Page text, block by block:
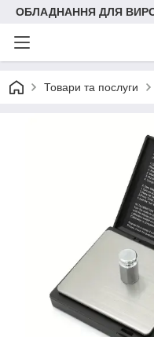
ОБЛАДНАННЯ ДЛЯ
Товари та послуги